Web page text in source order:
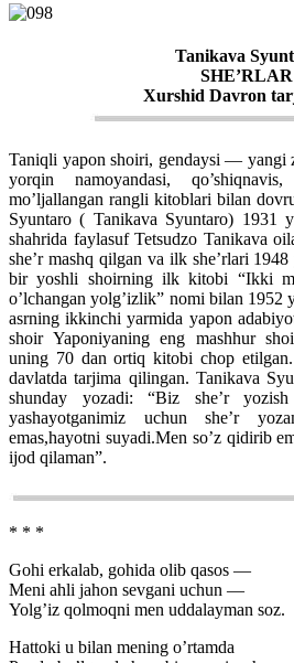
Tanikava
SHE’RLAR
Xurshid Davron
Taniqli yapon shoiri, gendaysi — yangi
yorqin namoyandasi,
mo’ljallangan rangli kitoblari bilan
Syuntaro ( Tanikava Syuntaro) 1931
shahrida faylasuf Tetsudzo Tanikava
she’r mashq qilgan va ilk she’rlari
bir yoshli shoirning ilk kitobi “Ikki
o’lchangan yolg’izlik” nomi bilan 1952
asrning ikkinchi yarmida yapon
shoir Yaponiyaning eng mashhur
uning 70 dan ortiq kitobi chop
davlatda tarjima qilingan. Tanikava
shunday yozadi: “Biz she’r yozish
yashayotganimiz uchun she’r
emas,hayotni suyadi.Men so’z qidirib
ijod qilaman”.
* * *
Gohi erkalab, gohida olib qasos —
Meni ahli jahon sevgani uchun —
Yolg’iz qolmoqni men uddalayman soz.
Hattoki u bilan mening o’rtamda